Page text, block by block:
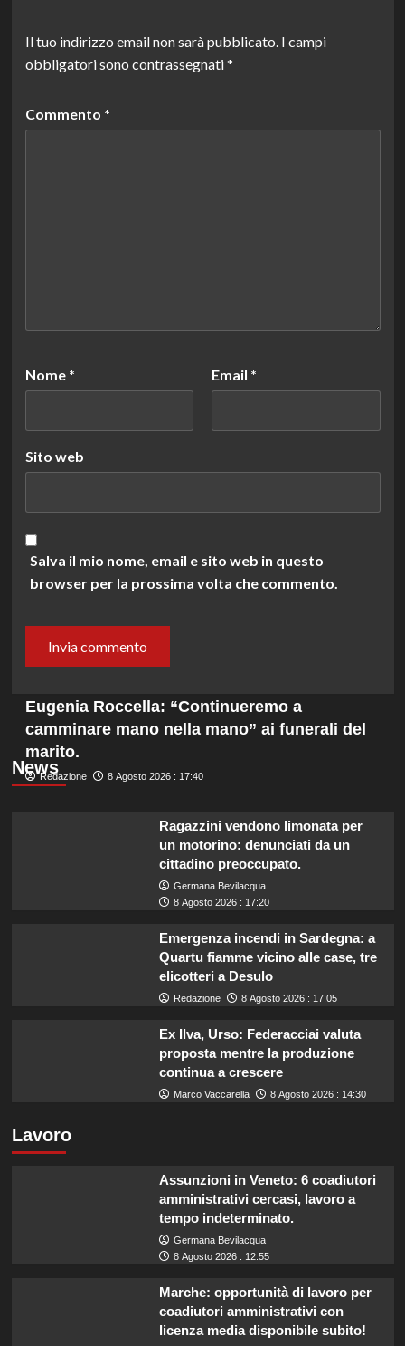
Il tuo indirizzo email non sarà pubblicato. I campi
obbligatori sono contrassegnati*
Commento *
Nome * Email *
Sito web
Salva il mio nome, email e sito web in questo
browser per la prossima volta che commento.
News
Eugenia Roccella: “Continueremo a
camminare mano nella mano” ai funerali del
marito.
Redazione 8 Agosto 2026 : 17:40
Ragazzini vendono limonata per
un motorino: denunciati da un
cittadino preoccupato.
Germana Bevilacqua
8 Agosto 2026 : 17:20
Emergenza incendi in Sardegna: a
Quartu fiamme vicino alle case, tre
elicotteri a Desulo
Redazione 8 Agosto 2026 : 17:05
Ex Ilva, Urso: Federacciai valuta
proposta mentre la produzione
continua a crescere
Marco Vaccarella 8 Agosto 2026 : 14:30
Lavoro
Assunzioni in Veneto: 6 coadiutori
amministrativi cercasi, lavoro a
tempo indeterminato.
Germana Bevilacqua
8 Agosto 2026 : 12:55
Marche: opportunità di lavoro per
coadiutori amministrativi con
licenza media disponibile subito!